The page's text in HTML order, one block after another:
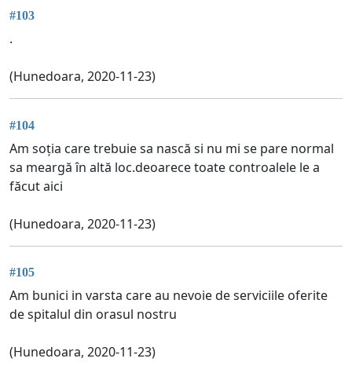
#103
.
(Hunedoara, 2020-11-23)
#104
Am soția care trebuie sa nască si nu mi se pare normal
sa meargă în altă loc.deoarece toate controalele le a
făcut aici
(Hunedoara, 2020-11-23)
#105
Am bunici in varsta care au nevoie de serviciile oferite
de spitalul din orasul nostru
(Hunedoara, 2020-11-23)